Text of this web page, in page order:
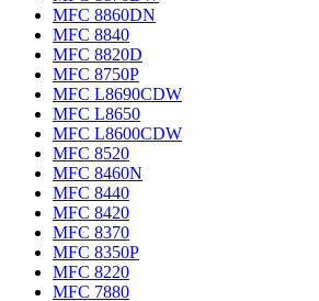
MFC 8860DN
MFC 8840
MFC 8820D
MFC 8750P
MFC L8690CDW
MFC L8650
MFC L8600CDW
MFC 8520
MFC 8460N
MFC 8440
MFC 8420
MFC 8370
MFC 8350P
MFC 8220
MFC 7880